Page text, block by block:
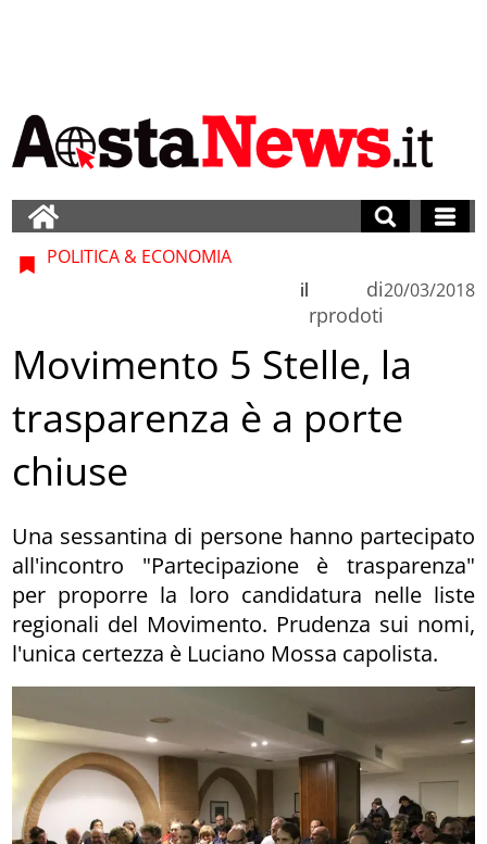
POLITICA & ECONOMIA
di
rprodoti
il 20/03/2018
Movimento 5 Stelle, la
trasparenza è a porte
chiuse
Una sessantina di persone hanno partecipato
all'incontro "Partecipazione è trasparenza"
per proporre la loro candidatura nelle liste
regionali del Movimento. Prudenza sui nomi,
l'unica certezza è Luciano Mossa capolista.